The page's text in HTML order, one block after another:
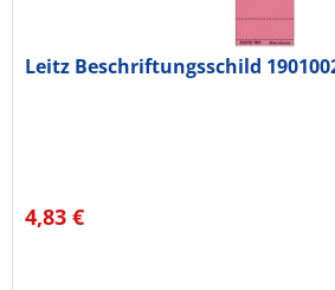
Leitz Beschriftungsschild
4,83 €